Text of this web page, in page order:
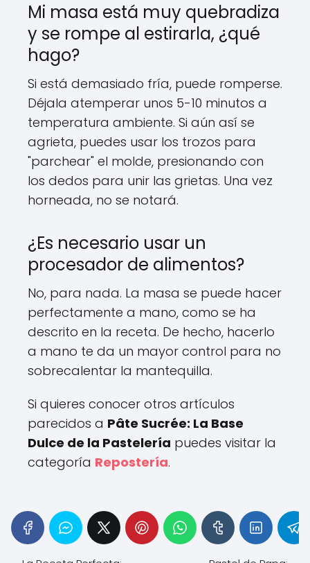
Mi masa está muy quebradiza
y se rompe al estirarla, ¿qué
hago?
Si está demasiado fría, puede romperse.
Déjala atemperar unos 5-10 minutos a
temperatura ambiente. Si aún así se
agrieta, puedes usar los trozos para
"parchear" el molde, presionando con
los dedos para unir las grietas. Una vez
horneada, no se notará.
¿Es necesario usar un
procesador de alimentos?
No, para nada. La masa se puede hacer
perfectamente a mano, como se ha
descrito en la receta. De hecho, hacerlo
a mano te da un mayor control para no
sobrecalentar la mantequilla.
Si quieres conocer otros artículos
parecidos a Pâte Sucrée: La Base
Dulce de la Pastelería puedes visitar la
categoría Repostería.